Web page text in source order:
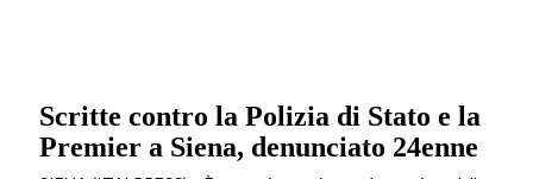
Scritte contro la Polizia di Stato e la
Premier a Siena, denunciato 24enne